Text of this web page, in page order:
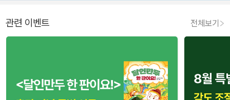
관련 이벤트 전체보기